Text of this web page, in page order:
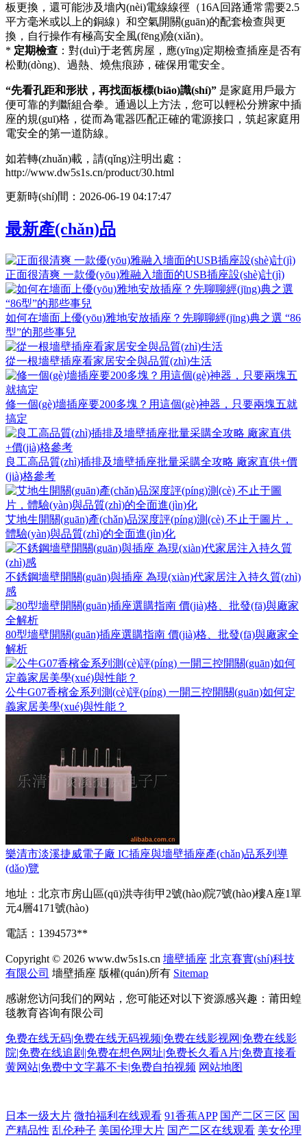
板更換，還可能涉及墻內(nèi)電線線徑（16A回路通常需要2.5
平方毫米或以上的銅線）和空氣開關(guān)的配套檢查與更
換，自行操作有極高安全風(fēng)險(xiǎn)。
* 定期檢查 ：對(duì)于老舊房屋，應(yīng)定期檢查插座是否有
松動(dòng)、過熱、燒焦痕跡，確保用電安全。
“先看孔距和形狀，再找面板標(biāo)識(shí)” 是家庭用戶最方
便可靠的判斷組合拳。通過以上方法，您可以輕松分辨家中插
座的規(guī)格，從而為電器匹配正確的電源接口，筑起家庭用
電安全的第一道防線。
如若轉(zhuǎn)載，請(qǐng)注明出處：
http://www.dw5s1s.cn/product/30.html
更新時(shí)間：2026-06-19 04:17:47
最新產(chǎn)品
正面很清爽 一款優(yōu)雅融入墻面的USB插座設(shè)計(jì)
如何在墻面上優(yōu)雅地安放插座？先聊聊經(jīng)典之選 “86
型”的那些事兒
從一根墻壁插座看家居安全與品質(zhì)生活
修一個(gè)墻插座要200多塊？用這個(gè)神器，只要兩塊五就
搞定
良工高品質(zhì)插排及墻壁插座批量采購全攻略 廠家直供+價
(jià)格參考
艾地生開關(guān)產(chǎn)品深度評(píng)測(cè) 不止于圖片，
體驗(yàn)與品質(zhì)的全面進(jìn)化
不銹鋼墻壁開關(guān)與插座 為現(xiàn)代家居注入持久質(zhì)
感
80型墻壁開關(guān)插座選購指南 價(jià)格、批發(fā)與廠家全
解析
公牛G07香檳金系列測(cè)評(píng) 一開三控開關(guān)如何定
義家居美學(xué)與性能？
樂清市淡溪捷威電子廠 IC插座與墻壁插座產(chǎn)品系列導
(dǎo)覽
地址：北京市房山區(qū)洪寺街甲2號(hào)院7號(hào)樓A座1單
元4層4171號(hào)
電話：1394573**
Copyright © 2026 www.dw5s1s.cn 墻壁插座 北京賽實(shí)科技
有限公司 墻壁插座 版權(quán)所有 Sitemap
感谢您访问我们的网站，您可能还对以下资源感兴趣：莆田蝗
毯教育咨询有限公司
免费在线无码|免费在线无码视频|免费在线影视网|免费在线影
院|免费在线追剧|免费在想色网址|免费长久看A片|免费直接看
黄网站|免费中文字幕不卡|免费自拍视频 网站地图
手机福利视频导航0 熟女精品专区一区 日韩123区访问指南 91影院色色 欧
日本一级大片 微拍福利在线观看 91香蕉APP 国产二区三区 国
产精品性 乱伦种子 美国伦理大片 国产二区在线观看 美女伦理